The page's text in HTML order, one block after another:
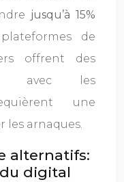
jusqu’à 15%
de
offrent des
avec les
une
les arnaques.
alternatifs:
digital